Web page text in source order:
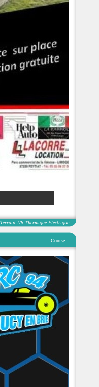
1/8 Thermique Electrique
Course